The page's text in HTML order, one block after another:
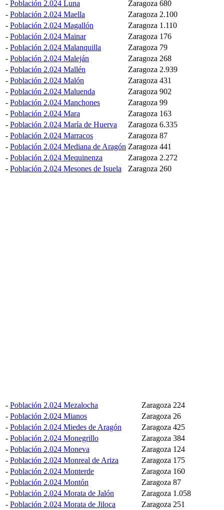
- Población 2.024 Luna Zaragoza 680
- Población 2.024 Maella Zaragoza 2.100
- Población 2.024 Magallón Zaragoza 1.110
- Población 2.024 Mainar Zaragoza 176
- Población 2.024 Malanquilla Zaragoza 79
- Población 2.024 Maleján Zaragoza 268
- Población 2.024 Mallén Zaragoza 2.939
- Población 2.024 Malón Zaragoza 431
- Población 2.024 Maluenda Zaragoza 902
- Población 2.024 Manchones Zaragoza 99
- Población 2.024 Mara Zaragoza 163
- Población 2.024 María de Huerva Zaragoza 6.335
- Población 2.024 Marracos Zaragoza 87
- Población 2.024 Mediana de Aragón Zaragoza 441
- Población 2.024 Mequinenza Zaragoza 2.272
- Población 2.024 Mesones de Isuela Zaragoza 260
- Población 2.024 Mezalocha Zaragoza 224
- Población 2.024 Mianos Zaragoza 26
- Población 2.024 Miedes de Aragón Zaragoza 425
- Población 2.024 Monegrillo Zaragoza 384
- Población 2.024 Moneva Zaragoza 124
- Población 2.024 Monreal de Ariza Zaragoza 175
- Población 2.024 Monterde Zaragoza 160
- Población 2.024 Montón Zaragoza 87
- Población 2.024 Morata de Jalón Zaragoza 1.058
- Población 2.024 Morata de Jiloca Zaragoza 251